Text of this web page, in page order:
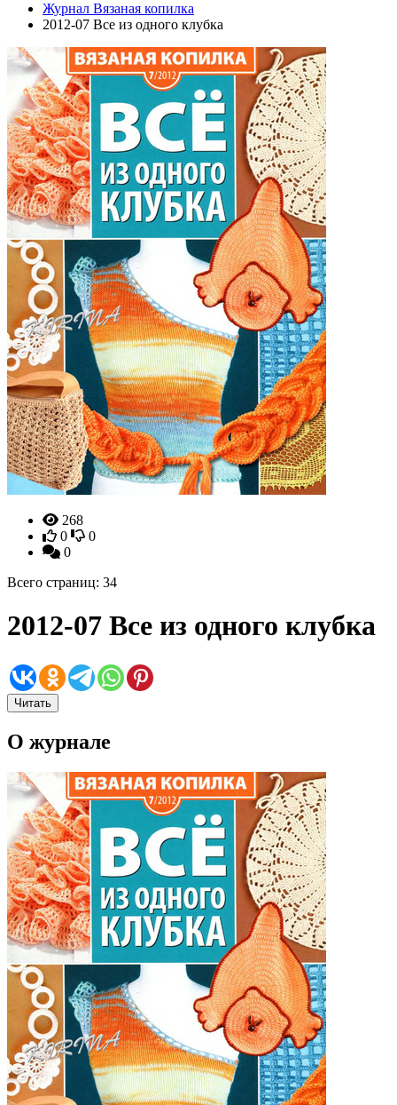
Журнал Вязаная копилка
2012-07 Все из одного клубка
268
0
0
0
Всего страниц: 34
2012-07 Все из одного клубка
Читать
О журнале